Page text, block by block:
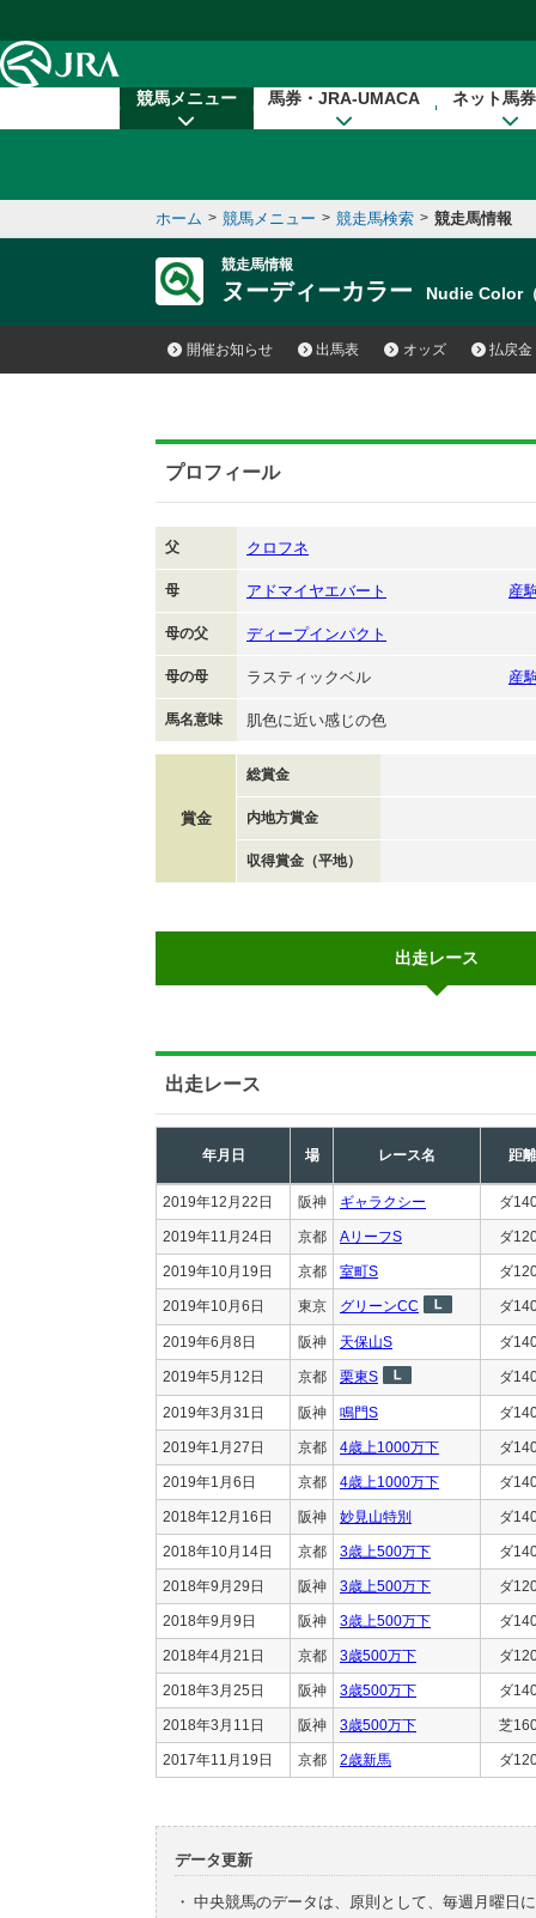
競馬メニュー 馬券・JRA-UMACA ネット馬
ホーム > 競馬メニュー > 競走馬検索 > 競走馬情報
競走馬情報
ヌーディーカラー Nudie Color
開催お知らせ 出馬表 オッズ 払戻金
プロフィール
父 クロフネ
母 アドマイヤエバート 産
母の父 ディープインパクト
母の母 ラスティックベル 産
馬名意味 肌色に近い感じの色
賞金
総賞金
内地方賞金
収得賞金（平地）
出走レース
出走レース
年月日 場 レース名 距離
2019年12月22日 阪神 ギャラクシー ダ
2019年11月24日 京都 AリーフS ダ
2019年10月19日 京都 室町S ダ
2019年10月6日 東京 グリーンCC ダ
2019年6月8日 阪神 天保山S ダ
2019年5月12日 京都 栗東S ダ
2019年3月31日 阪神 鳴門S ダ
2019年1月27日 京都 4歳上1000万下 ダ
2019年1月6日 京都 4歳上1000万下 ダ
2018年12月16日 阪神 妙見山特別 ダ
2018年10月14日 京都 3歳上500万下 ダ
2018年9月29日 阪神 3歳上500万下 ダ
2018年9月9日 阪神 3歳上500万下 ダ
2018年4月21日 京都 3歳500万下 ダ
2018年3月25日 阪神 3歳500万下 ダ
2018年3月11日 阪神 3歳500万下 芝
2017年11月19日 京都 2歳新馬 ダ
データ更新
・ 中央競馬のデータは、原則として、毎週月曜日